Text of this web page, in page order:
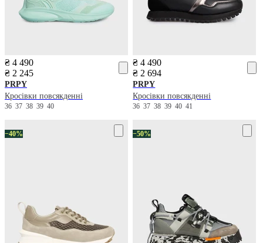
₴ 4 490
₴ 2 245
PRPY
Кросівки повсякденні
36 37 38 39 40
₴ 4 490
₴ 2 694
PRPY
Кросівки повсякденні
363738394041
−40% −50%